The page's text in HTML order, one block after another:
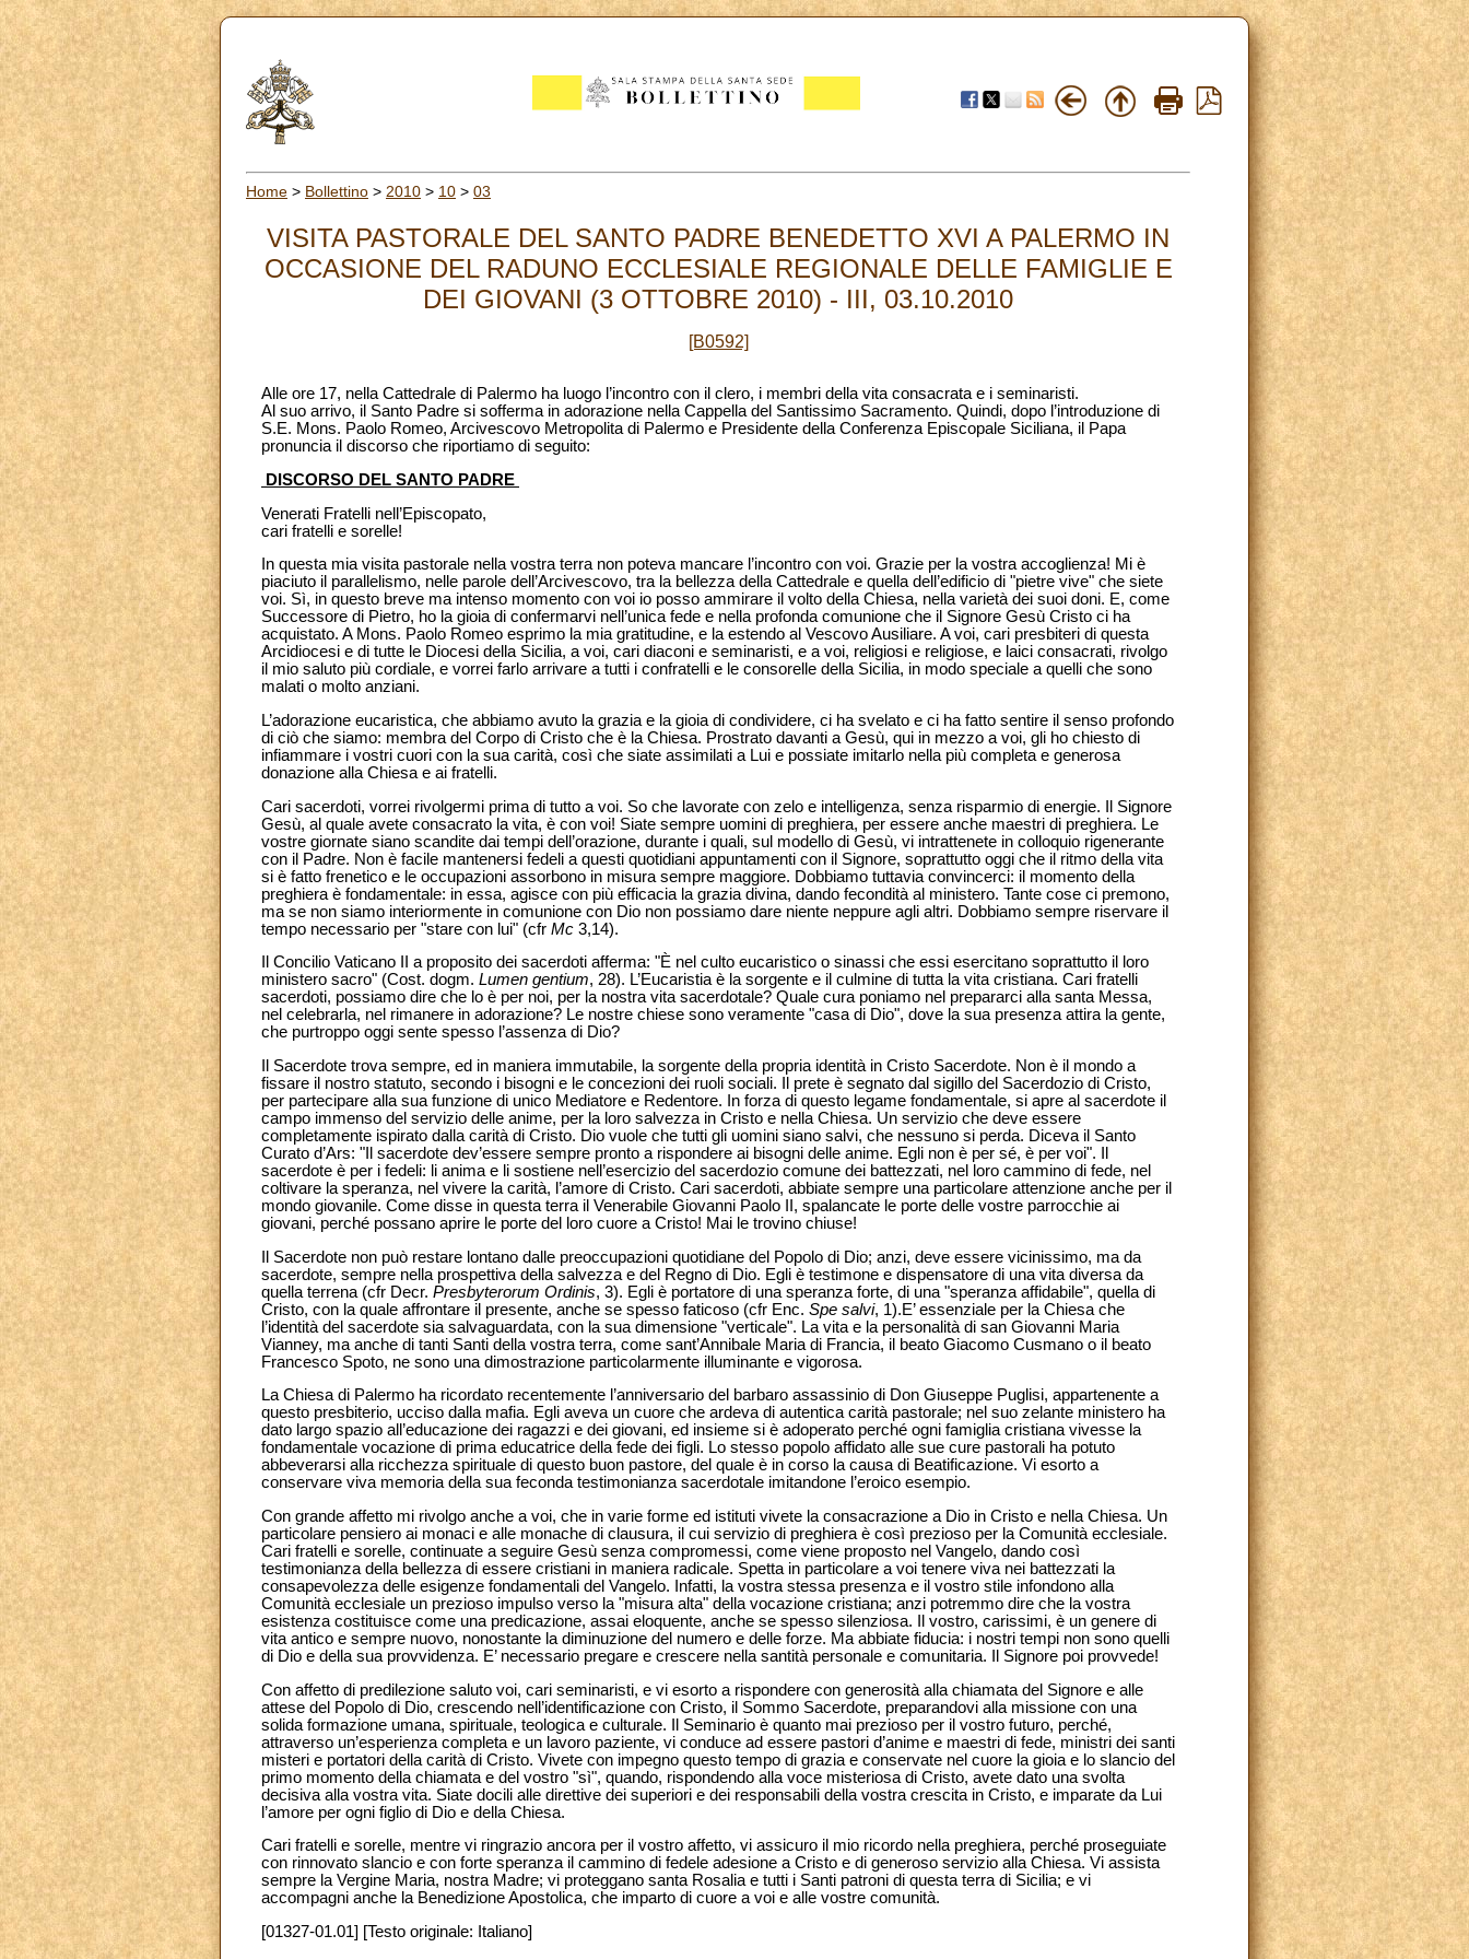
Home > Bollettino > 2010 > 10 > 03
VISITA PASTORALE DEL SANTO PADRE BENEDETTO XVI A PALERMO IN
OCCASIONE DEL RADUNO ECCLESIALE REGIONALE DELLE FAMIGLIE E
DEI GIOVANI (3 OTTOBRE 2010) - III, 03.10.2010
[B0592]
Alle ore 17, nella Cattedrale di Palermo ha luogo l’incontro con il clero, i membri della vita consacrata e i seminaristi.
Al suo arrivo, il Santo Padre si sofferma in adorazione nella Cappella del Santissimo Sacramento. Quindi, dopo l’introduzione di
S.E. Mons. Paolo Romeo, Arcivescovo Metropolita di Palermo e Presidente della Conferenza Episcopale Siciliana, il Papa
pronuncia il discorso che riportiamo di seguito:
DISCORSO DEL SANTO PADRE
Venerati Fratelli nell’Episcopato,
cari fratelli e sorelle!
In questa mia visita pastorale nella vostra terra non poteva mancare l’incontro con voi. Grazie per la vostra accoglienza! Mi è
piaciuto il parallelismo, nelle parole dell’Arcivescovo, tra la bellezza della Cattedrale e quella dell’edificio di "pietre vive" che siete
voi. Sì, in questo breve ma intenso momento con voi io posso ammirare il volto della Chiesa, nella varietà dei suoi doni. E, come
Successore di Pietro, ho la gioia di confermarvi nell’unica fede e nella profonda comunione che il Signore Gesù Cristo ci ha
acquistato. A Mons. Paolo Romeo esprimo la mia gratitudine, e la estendo al Vescovo Ausiliare. A voi, cari presbiteri di questa
Arcidiocesi e di tutte le Diocesi della Sicilia, a voi, cari diaconi e seminaristi, e a voi, religiosi e religiose, e laici consacrati, rivolgo
il mio saluto più cordiale, e vorrei farlo arrivare a tutti i confratelli e le consorelle della Sicilia, in modo speciale a quelli che sono
malati o molto anziani.
L’adorazione eucaristica, che abbiamo avuto la grazia e la gioia di condividere, ci ha svelato e ci ha fatto sentire il senso profondo
di ciò che siamo: membra del Corpo di Cristo che è la Chiesa. Prostrato davanti a Gesù, qui in mezzo a voi, gli ho chiesto di
infiammare i vostri cuori con la sua carità, così che siate assimilati a Lui e possiate imitarlo nella più completa e generosa
donazione alla Chiesa e ai fratelli.
Cari sacerdoti, vorrei rivolgermi prima di tutto a voi. So che lavorate con zelo e intelligenza, senza risparmio di energie. Il Signore
Gesù, al quale avete consacrato la vita, è con voi! Siate sempre uomini di preghiera, per essere anche maestri di preghiera. Le
vostre giornate siano scandite dai tempi dell’orazione, durante i quali, sul modello di Gesù, vi intrattenete in colloquio rigenerante
con il Padre. Non è facile mantenersi fedeli a questi quotidiani appuntamenti con il Signore, soprattutto oggi che il ritmo della vita
si è fatto frenetico e le occupazioni assorbono in misura sempre maggiore. Dobbiamo tuttavia convincerci: il momento della
preghiera è fondamentale: in essa, agisce con più efficacia la grazia divina, dando fecondità al ministero. Tante cose ci premono,
ma se non siamo interiormente in comunione con Dio non possiamo dare niente neppure agli altri. Dobbiamo sempre riservare il
tempo necessario per "stare con lui" (cfr Mc 3,14).
Il Concilio Vaticano II a proposito dei sacerdoti afferma: "È nel culto eucaristico o sinassi che essi esercitano soprattutto il loro
ministero sacro" (Cost. dogm. Lumen gentium, 28). L’Eucaristia è la sorgente e il culmine di tutta la vita cristiana. Cari fratelli
sacerdoti, possiamo dire che lo è per noi, per la nostra vita sacerdotale? Quale cura poniamo nel prepararci alla santa Messa,
nel celebrarla, nel rimanere in adorazione? Le nostre chiese sono veramente "casa di Dio", dove la sua presenza attira la gente,
che purtroppo oggi sente spesso l’assenza di Dio?
Il Sacerdote trova sempre, ed in maniera immutabile, la sorgente della propria identità in Cristo Sacerdote. Non è il mondo a
fissare il nostro statuto, secondo i bisogni e le concezioni dei ruoli sociali. Il prete è segnato dal sigillo del Sacerdozio di Cristo,
per partecipare alla sua funzione di unico Mediatore e Redentore. In forza di questo legame fondamentale, si apre al sacerdote il
campo immenso del servizio delle anime, per la loro salvezza in Cristo e nella Chiesa. Un servizio che deve essere
completamente ispirato dalla carità di Cristo. Dio vuole che tutti gli uomini siano salvi, che nessuno si perda. Diceva il Santo
Curato d’Ars: "Il sacerdote dev’essere sempre pronto a rispondere ai bisogni delle anime. Egli non è per sé, è per voi". Il
sacerdote è per i fedeli: li anima e li sostiene nell’esercizio del sacerdozio comune dei battezzati, nel loro cammino di fede, nel
coltivare la speranza, nel vivere la carità, l’amore di Cristo. Cari sacerdoti, abbiate sempre una particolare attenzione anche per il
mondo giovanile. Come disse in questa terra il Venerabile Giovanni Paolo II, spalancate le porte delle vostre parrocchie ai
giovani, perché possano aprire le porte del loro cuore a Cristo! Mai le trovino chiuse!
Il Sacerdote non può restare lontano dalle preoccupazioni quotidiane del Popolo di Dio; anzi, deve essere vicinissimo, ma da
sacerdote, sempre nella prospettiva della salvezza e del Regno di Dio. Egli è testimone e dispensatore di una vita diversa da
quella terrena (cfr Decr. Presbyterorum Ordinis, 3). Egli è portatore di una speranza forte, di una "speranza affidabile", quella di
Cristo, con la quale affrontare il presente, anche se spesso faticoso (cfr Enc. Spe salvi, 1).E’ essenziale per la Chiesa che
l’identità del sacerdote sia salvaguardata, con la sua dimensione "verticale". La vita e la personalità di san Giovanni Maria
Vianney, ma anche di tanti Santi della vostra terra, come sant’Annibale Maria di Francia, il beato Giacomo Cusmano o il beato
Francesco Spoto, ne sono una dimostrazione particolarmente illuminante e vigorosa.
La Chiesa di Palermo ha ricordato recentemente l’anniversario del barbaro assassinio di Don Giuseppe Puglisi, appartenente a
questo presbiterio, ucciso dalla mafia. Egli aveva un cuore che ardeva di autentica carità pastorale; nel suo zelante ministero ha
dato largo spazio all’educazione dei ragazzi e dei giovani, ed insieme si è adoperato perché ogni famiglia cristiana vivesse la
fondamentale vocazione di prima educatrice della fede dei figli. Lo stesso popolo affidato alle sue cure pastorali ha potuto
abbeverarsi alla ricchezza spirituale di questo buon pastore, del quale è in corso la causa di Beatificazione. Vi esorto a
conservare viva memoria della sua feconda testimonianza sacerdotale imitandone l’eroico esempio.
Con grande affetto mi rivolgo anche a voi, che in varie forme ed istituti vivete la consacrazione a Dio in Cristo e nella Chiesa. Un
particolare pensiero ai monaci e alle monache di clausura, il cui servizio di preghiera è così prezioso per la Comunità ecclesiale.
Cari fratelli e sorelle, continuate a seguire Gesù senza compromessi, come viene proposto nel Vangelo, dando così
testimonianza della bellezza di essere cristiani in maniera radicale. Spetta in particolare a voi tenere viva nei battezzati la
consapevolezza delle esigenze fondamentali del Vangelo. Infatti, la vostra stessa presenza e il vostro stile infondono alla
Comunità ecclesiale un prezioso impulso verso la "misura alta" della vocazione cristiana; anzi potremmo dire che la vostra
esistenza costituisce come una predicazione, assai eloquente, anche se spesso silenziosa. Il vostro, carissimi, è un genere di
vita antico e sempre nuovo, nonostante la diminuzione del numero e delle forze. Ma abbiate fiducia: i nostri tempi non sono quelli
di Dio e della sua provvidenza. E’ necessario pregare e crescere nella santità personale e comunitaria. Il Signore poi provvede!
Con affetto di predilezione saluto voi, cari seminaristi, e vi esorto a rispondere con generosità alla chiamata del Signore e alle
attese del Popolo di Dio, crescendo nell’identificazione con Cristo, il Sommo Sacerdote, preparandovi alla missione con una
solida formazione umana, spirituale, teologica e culturale. Il Seminario è quanto mai prezioso per il vostro futuro, perché,
attraverso un’esperienza completa e un lavoro paziente, vi conduce ad essere pastori d’anime e maestri di fede, ministri dei santi
misteri e portatori della carità di Cristo. Vivete con impegno questo tempo di grazia e conservate nel cuore la gioia e lo slancio del
primo momento della chiamata e del vostro "sì", quando, rispondendo alla voce misteriosa di Cristo, avete dato una svolta
decisiva alla vostra vita. Siate docili alle direttive dei superiori e dei responsabili della vostra crescita in Cristo, e imparate da Lui
l’amore per ogni figlio di Dio e della Chiesa.
Cari fratelli e sorelle, mentre vi ringrazio ancora per il vostro affetto, vi assicuro il mio ricordo nella preghiera, perché proseguiate
con rinnovato slancio e con forte speranza il cammino di fedele adesione a Cristo e di generoso servizio alla Chiesa. Vi assista
sempre la Vergine Maria, nostra Madre; vi proteggano santa Rosalia e tutti i Santi patroni di questa terra di Sicilia; e vi
accompagni anche la Benedizione Apostolica, che imparto di cuore a voi e alle vostre comunità.
[01327-01.01] [Testo originale: Italiano]